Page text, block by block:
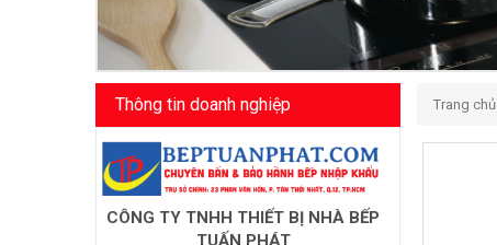
Thông tin doanh nghiệp
CÔNG TY TNHH THIẾT BỊ NHÀ BẾP
TUẤN PHÁT
Trang chủ